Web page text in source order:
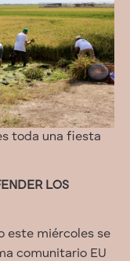
toda una fiesta
LOS
este miércoles se
comunitario EU